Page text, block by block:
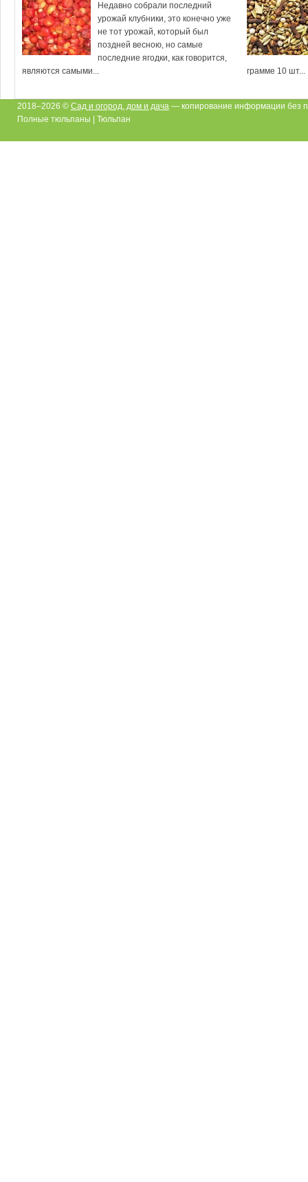
Недавно собрали последний
урожай клубники, это конечно уже
не тот урожай, который был
поздней весною, но самые
последние ягодки, как говорится,
являются самыми...
грамме 10 шт...
2018–2026 © Сад и огород, дом и дача — копирование информации без
Полные тюльпаны | Тюльпан